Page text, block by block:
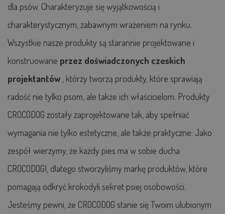
dla psów. Charakteryzuje się wyjątkowością i
charakterystycznym, zabawnym wrażeniem na rynku.
Wszystkie nasze produkty są starannie projektowane i
konstruowane przez doświadczonych czeskich
projektantów , którzy tworzą produkty, które sprawiają
radość nie tylko psom, ale także ich właścicielom. Produkty
CROCODOG zostały zaprojektowane tak, aby spełniać
wymagania nie tylko estetyczne, ale także praktyczne. Jako
zespół wierzymy, że każdy pies ma w sobie ducha
CROCODOGI, dlatego stworzyliśmy markę produktów, które
pomagają odkryć krokodyli sekret psiej osobowości.
Jesteśmy pewni, że CROCODOG stanie się Twoim ulubionym